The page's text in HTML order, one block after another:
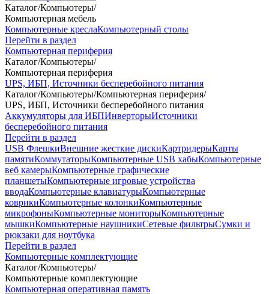
Каталог/Компьютеры/
Компьютерная мебель
Компьютерные креслаКомпьютерный столы
Перейти в раздел
Компьютерная периферия
Каталог/Компьютеры/
Компьютерная периферия
UPS, ИБП, Источники бесперебойного питания
Каталог/Компьютеры/Компьютерная периферия/
UPS, ИБП, Источники бесперебойного питания
Аккумуляторы для ИБПИнверторыИсточники
бесперебойного питания
Перейти в раздел
USB ФлешкиВнешние жесткие дискиКартридерыКарты
памятиКоммутаторыКомпьютерные USB хабыКомпьютерные
веб камерыКомпьютерные графические
планшетыКомпьютерные игровые устройства
вводаКомпьютерные клавиатурыКомпьютерные
коврикиКомпьютерные колонкиКомпьютерные
микрофоныКомпьютерные мониторыКомпьютерные
мышкиКомпьютерные наушникиСетевые фильтрыСумки и
рюкзаки для ноутбука
Перейти в раздел
Компьютерные комплектующие
Каталог/Компьютеры/
Компьютерные комплектующие
Компьютерная оперативная память